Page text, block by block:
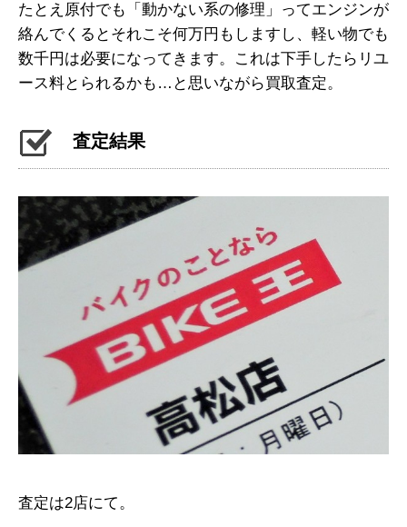
たとえ原付でも「動かない系の修理」ってエンジンが
絡んでくるとそれこそ何万円もしますし、軽い物でも
数千円は必要になってきます。これは下手したらリユ
ース料とられるかも…と思いながら買取査定。
査定結果
査定は2店にて。